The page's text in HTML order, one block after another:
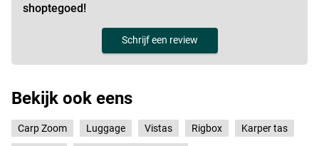
shoptegoed!
Schrijf een review
Bekijk ook eens
Carp Zoom Luggage Vistas Rigbox Karper tas